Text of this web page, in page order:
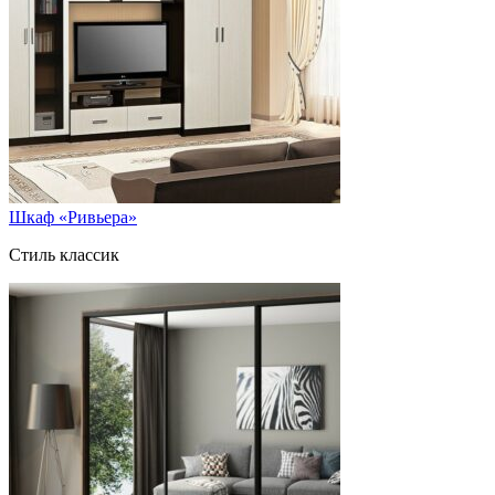
Шкаф «Ривьера»
Стиль классик